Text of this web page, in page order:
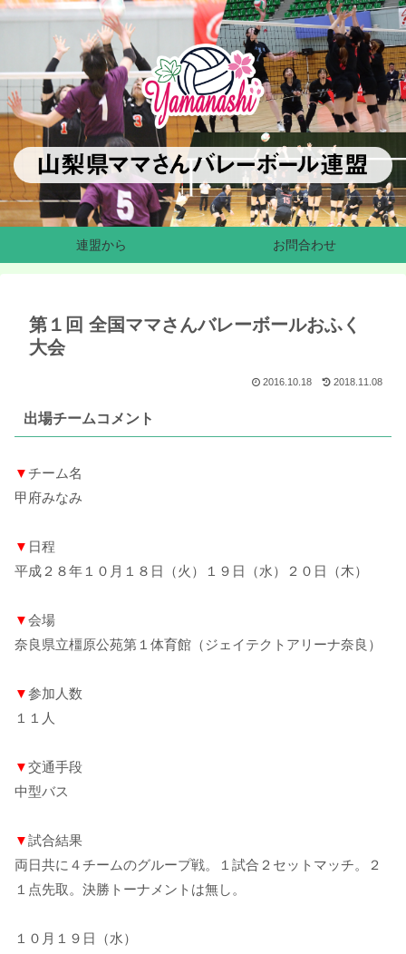
連盟から お問合わせ
第１回 全国ママさんバレーボールおふく
大会
2016.10.18 2018.11.08
出場チームコメント
▼チーム名
甲府みなみ
▼ 日程
平成２８年１０月１８日（火）１９日（水）２０日（木）
▼会場
奈良県立橿原公苑第１体育館（ジェイテクトアリーナ奈良）
▼参加人数
１１人
▼交通手段
中型バス
▼試合結果
両日共に４チームのグループ戦。１試合２セットマッチ。２
１点先取。決勝トーナメントは無し。
１０月１９日（水）